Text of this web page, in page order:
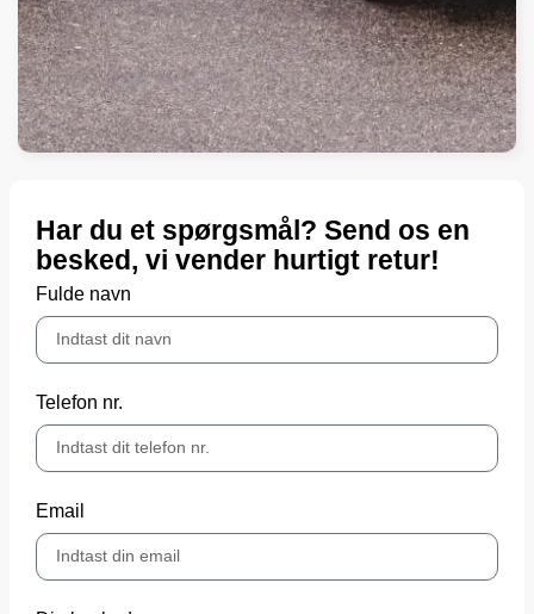
Har du et spørgsmål? Send os en
besked, vi vender hurtigt retur!
Fulde navn
Telefon nr.
Email